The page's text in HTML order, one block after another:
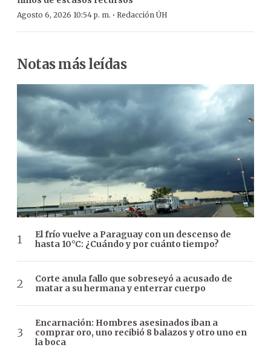
Agosto 6, 2026 10:54 p. m. · Redacción ÚH
Notas más leídas
El frío vuelve a Paraguay con un descenso de
hasta 10°C: ¿Cuándo y por cuánto tiempo?
Corte anula fallo que sobreseyó a acusado de
matar a su hermana y enterrar cuerpo
Encarnación: Hombres asesinados iban a
comprar oro, uno recibió 8 balazos y otro uno en
la boca